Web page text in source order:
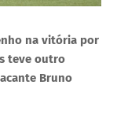
na vitória por
teve outro
Bruno